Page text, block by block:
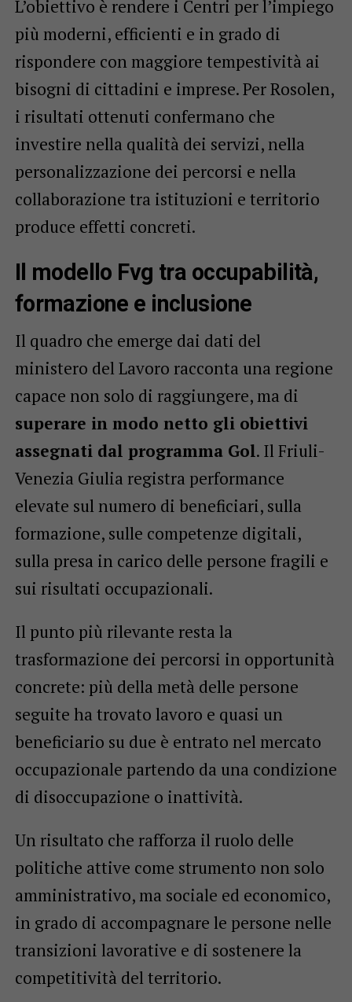
L’obiettivo è rendere i Centri per l’impiego
più moderni, efficienti e in grado di
rispondere con maggiore tempestività ai
bisogni di cittadini e imprese. Per Rosolen,
i risultati ottenuti confermano che
investire nella qualità dei servizi, nella
personalizzazione dei percorsi e nella
collaborazione tra istituzioni e territorio
produce effetti concreti.
Il modello Fvg tra occupabilità,
formazione e inclusione
Il quadro che emerge dai dati del
ministero del Lavoro racconta una regione
capace non solo di raggiungere, ma di
superare in modo netto gli obiettivi
assegnati dal programma Gol. Il Friuli-
Venezia Giulia registra performance
elevate sul numero di beneficiari, sulla
formazione, sulle competenze digitali,
sulla presa in carico delle persone fragili e
sui risultati occupazionali.
Il punto più rilevante resta la
trasformazione dei percorsi in opportunità
concrete: più della metà delle persone
seguite ha trovato lavoro e quasi un
beneficiario su due è entrato nel mercato
occupazionale partendo da una condizione
di disoccupazione o inattività.
Un risultato che rafforza il ruolo delle
politiche attive come strumento non solo
amministrativo, ma sociale ed economico,
in grado di accompagnare le persone nelle
transizioni lavorative e di sostenere la
competitività del territorio.